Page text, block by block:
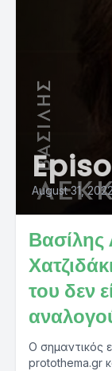
August 31, 2022
Βασίλης
του δεν
Ο σημαντικός
protothema.gr